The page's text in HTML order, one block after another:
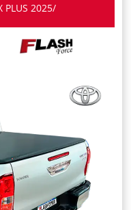
PLUS 2025/